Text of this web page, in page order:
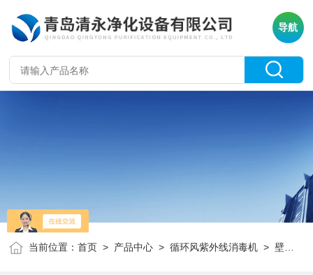
导航
当前位置：首页 > 产品中心 >循环风紫外线消毒机 >壁挂式紫外线消毒机